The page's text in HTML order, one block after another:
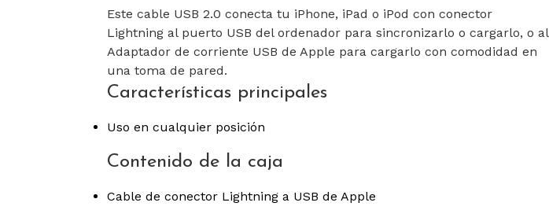
Este cable USB 2.0 conecta tu iPhone, iPad o iPod con conector
Lightning al puerto USB del ordenador para sincronizarlo o cargarlo, o al
Adaptador de corriente USB de Apple para cargarlo con comodidad en
una toma de pared.
Características principales
Uso en cualquier posición
Contenido de la caja
Cable de conector Lightning a USB de Apple